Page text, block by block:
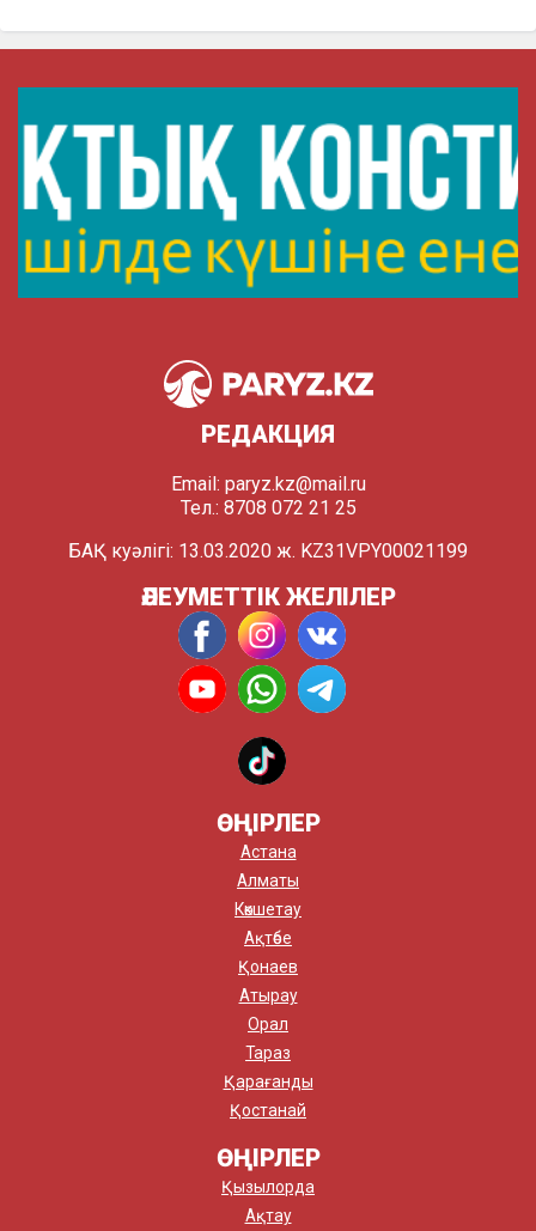
РЕДАКЦИЯ
Email: paryz.kz@mail.ru
Тел.: 8708 072 21 25
БАҚ куәлігі: 13.03.2020 ж. KZ31VPY00021199
ӘЛЕУМЕТТІК ЖЕЛІЛЕР
ӨҢІРЛЕР
Астана
Алматы
Көкшетау
Ақтөбе
Қонаев
Атырау
Орал
Тараз
Қарағанды
Қостанай
ӨҢІРЛЕР
Қызылорда
Ақтау